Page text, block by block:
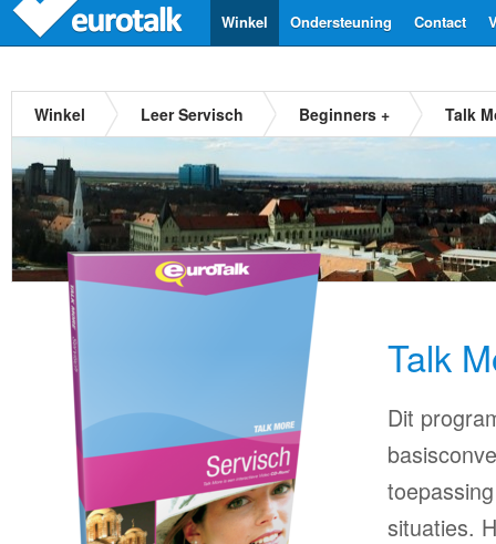
Contact
Ondersteuning
Winkel
Winkel Leer Servisch Beginners + Talk
Talk
Dit
situaties.